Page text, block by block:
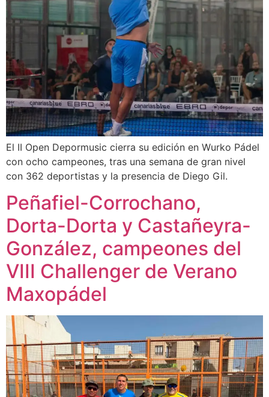
El II Open Depormusic cierra su edición en Wurko Pádel
con ocho campeones, tras una semana de gran nivel
con 362 deportistas y la presencia de Diego Gil.
Peñafiel-Corrochano,
Dorta-Dorta y Castañeyra-
González, campeones del
VIII Challenger de Verano
Maxopádel